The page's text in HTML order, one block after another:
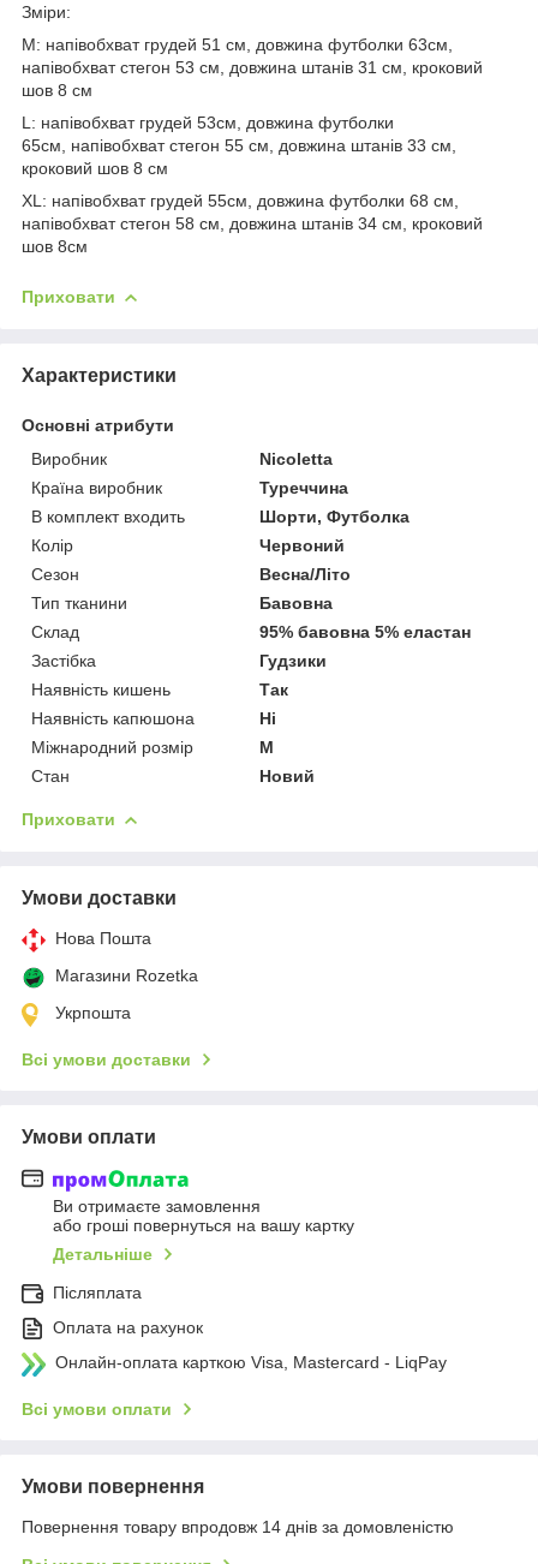
Зміри:
М: напівобхват грудей 51 см, довжина футболки 63см,
напівобхват стегон 53 см, довжина штанів 31 см, кроковий
шов 8 см
L: напівобхват грудей 53см, довжина футболки
65см, напівобхват стегон 55 см, довжина штанів 33 см,
кроковий шов 8 см
XL: напівобхват грудей 55см, довжина футболки 68 см,
напівобхват стегон 58 см, довжина штанів 34 см, кроковий
шов 8см
Приховати
Характеристики
Основні атрибути
Виробник
Nicoletta
Країна виробник
Туреччина
В комплект входить
Шорти, Футболка
Колір
Червоний
Сезон
Весна/Літо
Тип тканини
Бавовна
Склад
95% бавовна 5% еластан
Застібка
Гудзики
Наявність кишень
Так
Наявність капюшона
Ні
Міжнародний розмір
M
Стан
Новий
Приховати
Умови доставки
Нова Пошта
Магазини Rozetka
Укрпошта
Всі умови доставки
Умови оплати
Ви отримаєте замовлення
або гроші повернуться на вашу картку
Детальніше
Післяплата
Оплата на рахунок
Онлайн-оплата карткою Visa, Mastercard - LiqPay
Всі умови оплати
Умови повернення
Повернення товару впродовж 14 днів за домовленістю